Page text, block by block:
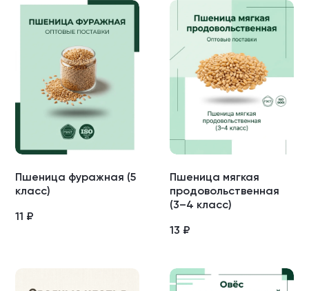
Пшеница фуражная (5
класс)
11 ₽
Пшеница мягкая
продовольственная
(3–4 класс)
13 ₽